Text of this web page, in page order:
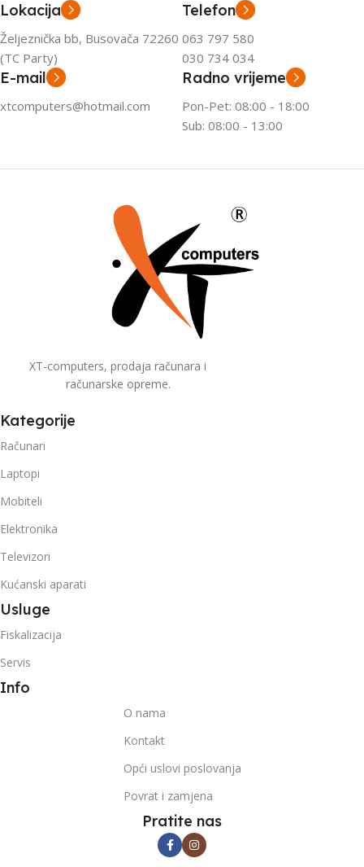
Lokacija
Željeznička bb, Busovača 72260
(TC Party)
Telefon
063 797 580
030 734 034
E-mail
xtcomputers@hotmail.com
Radno vrijeme
Pon-Pet: 08:00 - 18:00
Sub: 08:00 - 13:00
XT-computers, prodaja računara i
računarske opreme.
Kategorije
Računari
Laptopi
Mobiteli
Elektronika
Televizori
Kućanski aparati
Usluge
Fiskalizacija
Servis
Info
O nama
Kontakt
Opći uslovi poslovanja
Povrat i zamjena
Pratite nas